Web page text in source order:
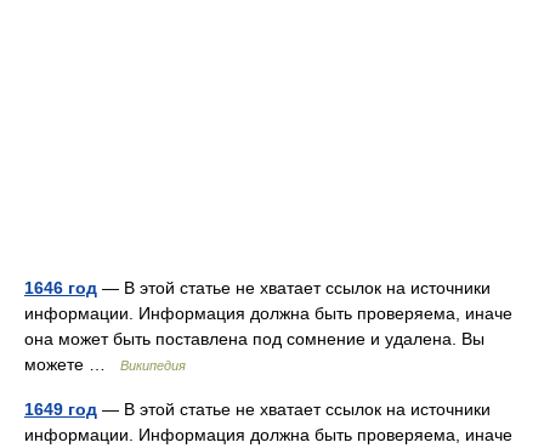
1646 год — В этой статье не хватает ссылок на источники
информации. Информация должна быть проверяема, иначе
она может быть поставлена под сомнение и удалена. Вы
можете …
Википедия
1649 год — В этой статье не хватает ссылок на источники
информации. Информация должна быть проверяема, иначе